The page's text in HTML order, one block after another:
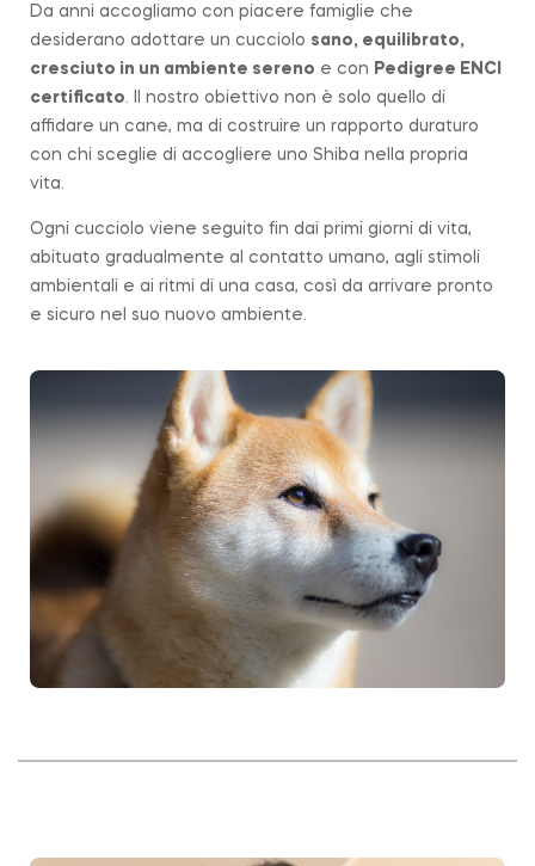
Da anni accogliamo con piacere famiglie che
desiderano adottare un cucciolo sano, equilibrato,
cresciuto in un ambiente sereno e con Pedigree ENCI
certificato. Il nostro obiettivo non è solo quello di
affidare un cane, ma di costruire un rapporto duraturo
con chi sceglie di accogliere uno Shiba nella propria
vita.
Ogni cucciolo viene seguito fin dai primi giorni di vita,
abituato gradualmente al contatto umano, agli stimoli
ambientali e ai ritmi di una casa, così da arrivare pronto
e sicuro nel suo nuovo ambiente.